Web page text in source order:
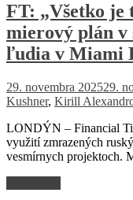
FT: „Všetko je
mierový plán
ľudia v Miami
29. novembra 202529.
Kushner, Kirill
LONDÝN – Financial
využití zmrazených
vesmírnych projektoch.